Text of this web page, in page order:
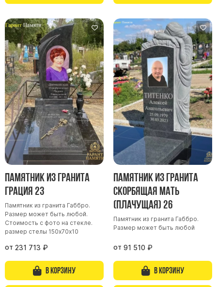
Памятник из гранита
Грация 23
Памятник из гранита Габбро.
Размер может быть любой.
Стоимость с фото на стекле.
размер стелы 150х70х10
от 231 713 ₽
В корзину
Памятник из гранита
Скорбящая мать
(Плачущая) 26
Памятник из гранита Габбро.
Размер может быть любой
от 91 510 ₽
В корзину